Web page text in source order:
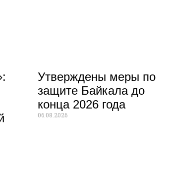
Утверждены меры по
защите Байкала до
конца 2026 года
06.08.2026